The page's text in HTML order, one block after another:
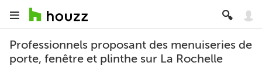
Professionnels proposant des menuiseries de
porte, fenêtre et plinthe sur La Rochelle